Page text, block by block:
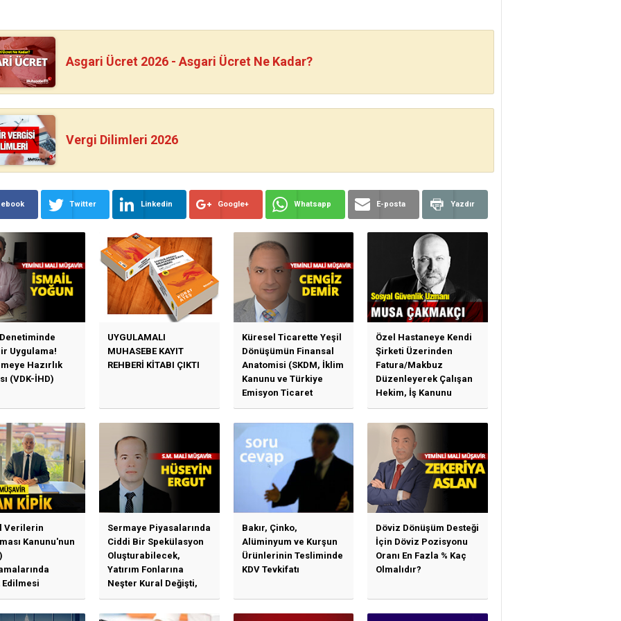
Asgari Ücret 2026 - Asgari Ücret Ne Kadar?
Vergi Dilimleri 2026
Twitter Linkedin Google+ Whatsapp E-posta Yazdır
Uygulama!
Hazırlık
(VDK-İHD)
UYGULAMALI
MUHASEBE KAYIT
REHBERİ KİTABI ÇIKTI
Küresel Ticarette Yeşil
Dönüşümün Finansal
Anatomisi (SKDM, İklim
Kanunu ve Türkiye
Emisyon Ticaret
Sistemi (TR-ETS)
Özel Hastaneye Kendi
Şirketi Üzerinden
Fatura/Makbuz
Düzenleyerek Çalışan
Hekim, İş Kanunu
Hükümlerinden
Verilerin
Kanunu'nun
Edilmesi
Özet Başlıklar
Sermaye Piyasalarında
Ciddi Bir Spekülasyon
Oluşturabilecek,
Yatırım Fonlarına
Neşter Kural Değişti,
SPK’dan Kritik Hamle
Haberlerine Sermaye
Bakır, Çinko,
Alüminyum ve Kurşun
Ürünlerinin Tesliminde
KDV Tevkifatı
Döviz Dönüşüm Desteği
İçin Döviz Pozisyonu
Oranı En Fazla % Kaç
Olmalıdır?